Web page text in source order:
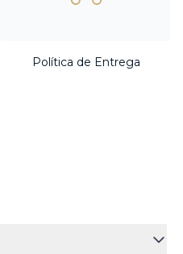
Política de Entrega